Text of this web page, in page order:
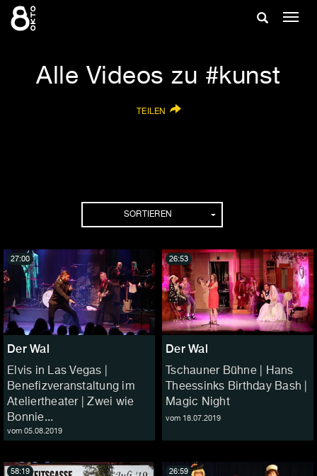
Zum
Inhalt
Suche
Alle Videos zu #kunst
TEILEN
SORTIEREN
Der Wal
Elvis in Las Vegas |
Benefizveranstaltung im
Ateliertheater | Zwei wie
Bonnie...
vom 05.08.2019
27:00
Der Wal
Tschauner Bühne | Hans
Theessinks Birthday Bash |
Magic Night
vom 18.07.2019
26:53
58:19 26:59